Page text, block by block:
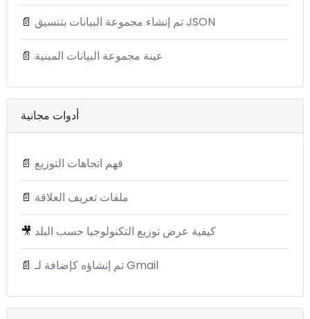
📄 تم إنشاء مجموعة البيانات بتنسيق JSON
📄 عينة مجموعة البيانات المبنية
أدوات مجانية
📄 فهم اتجاهات التوزيع
📄 ملفات تعريف العلاقة
🎥 كيفية عرض توزيع التكنولوجيا حسب البلد
📄 تم إنشاؤه كإضافة لـ Gmail